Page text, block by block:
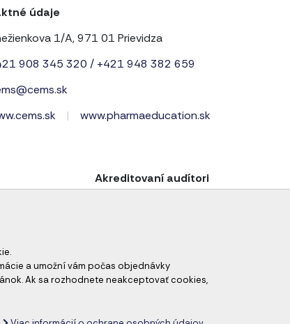
údaje
1/A, 971 01 Prievidza
908 345 320 / +421 948 382 659
| www.pharmaeducation.sk
Akreditovaní audítori
a umožní vám počas objednávky
Ak sa rozhodnete neakceptovať cookies,